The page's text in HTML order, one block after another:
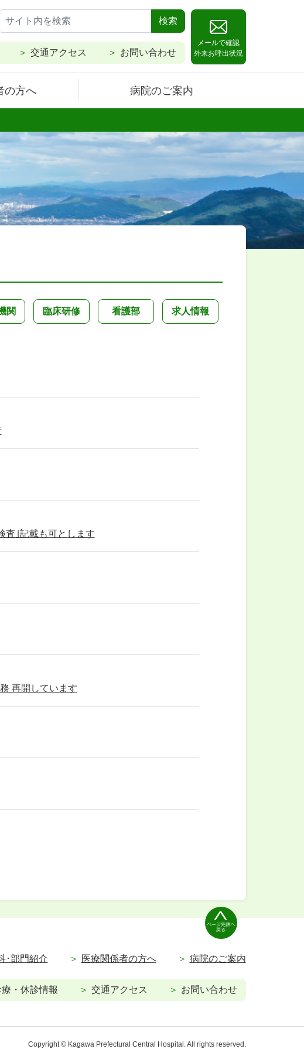
検索
交通アクセス お問い合わせ
メールで確認
外来お呼出状況
の方へ 病院のご案内
関 臨床研修 看護部 求人情報
査｣記載も可とします
再開しています
･部門紹介 医療関係者の方へ 病院のご案内
・休診情報 交通アクセス お問い合わせ
Copyright © Kagawa Prefectural Central Hospital. All rights reserved.